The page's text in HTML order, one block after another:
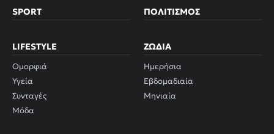
SPORT ΠΟΛΙΤΙΣΜΌΣ
LIFESTYLE
Ομορφιά
Υγεία
Συνταγές
Μόδα
ΖΏΔΙΑ
Ημερήσια
Εβδομαδιαία
Μηνιαία